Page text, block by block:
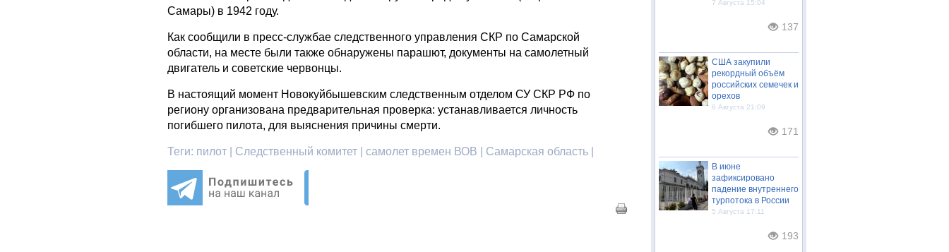
Самары) в 1942 году.
Как сообщили в пресс-службае следственного управления СКР по Самарской
области, на месте были также обнаружены парашют, документы на самолетный
двигатель и советские червонцы.
В настоящий момент Новокуйбышевским следственным отделом СУ СКР РФ по
региону организована предварительная проверка: устанавливается личность
погибшего пилота, для выяснения причины смерти.
Теги: пилот | Следственный комитет | самолет времен ВОВ | Самарская область |
7 Августа 15:04
137
США закупили
рекордный объём
российских семечек и
орехов
6 Августа 21:09
171
В июне
зафиксировано
падение внутреннего
турпотока в России
5 Августа 17:11
193